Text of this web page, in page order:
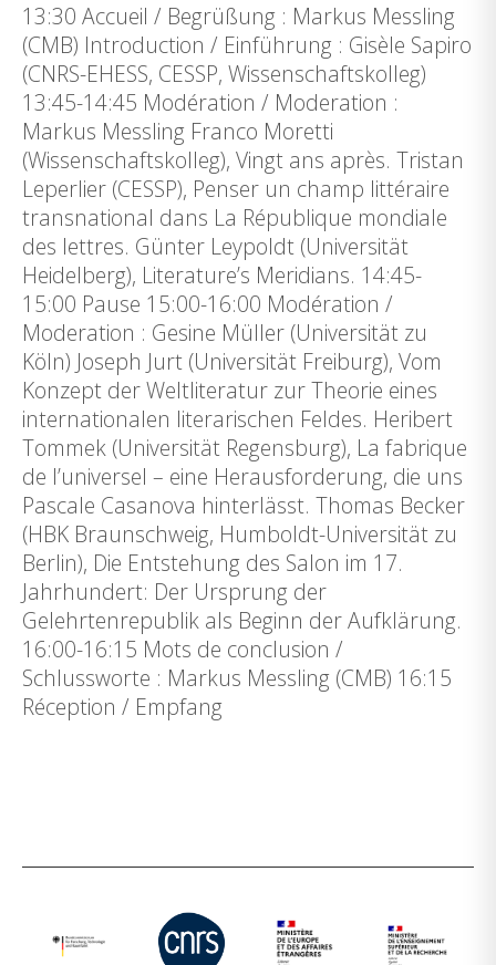
13:30 Accueil / Begrüßung : Markus Messling
(CMB) Introduction / Einführung : Gisèle Sapiro
(CNRS-EHESS, CESSP, Wissenschaftskolleg)
13:45-14:45 Modération / Moderation :
Markus Messling Franco Moretti
(Wissenschaftskolleg), Vingt ans après. Tristan
Leperlier (CESSP), Penser un champ littéraire
transnational dans La République mondiale
des lettres. Günter Leypoldt (Universität
Heidelberg), Literature’s Meridians. 14:45-
15:00 Pause 15:00-16:00 Modération /
Moderation : Gesine Müller (Universität zu
Köln) Joseph Jurt (Universität Freiburg), Vom
Konzept der Weltliteratur zur Theorie eines
internationalen literarischen Feldes. Heribert
Tommek (Universität Regensburg), La fabrique
de l’universel – eine Herausforderung, die uns
Pascale Casanova hinterlässt. Thomas Becker
(HBK Braunschweig, Humboldt-Universität zu
Berlin), Die Entstehung des Salon im 17.
Jahrhundert: Der Ursprung der
Gelehrtenrepublik als Beginn der Aufklärung.
16:00-16:15 Mots de conclusion /
Schlussworte : Markus Messling (CMB) 16:15
Réception / Empfang